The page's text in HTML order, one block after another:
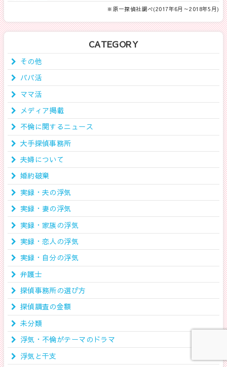
※原一探偵社調べ(2017年6月～2018年5月)
CATEGORY
その他
パパ活
ママ活
メディア掲載
不倫に関するニュース
大手探偵事務所
夫婦について
婚約破棄
実録・夫の浮気
実録・妻の浮気
実録・家族の浮気
実録・恋人の浮気
実録・自分の浮気
弁護士
探偵事務所の選び方
探偵調査の金額
未分類
浮気・不倫がテーマのドラマ
浮気と干支